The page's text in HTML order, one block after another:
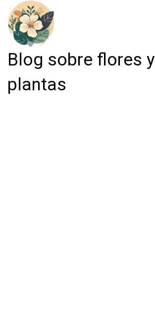
Blog sobre flores y
plantas